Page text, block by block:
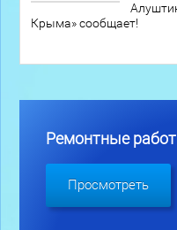
Крыма» сообщает!
Ремонтные
Просмотреть